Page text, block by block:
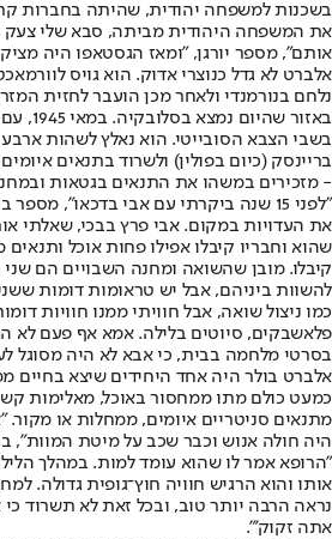
בשכנות למשפחה יהודית, שהיתה בחברות
את המשפחה היהודית מביתה, סבא שלי
אותם", מספר יורגן, "ומאז הגסטאפו היה
אלברט לא גדל כנוצרי אדוק. הוא גויס
נלחם בנורמנדי ולאחר מכן הועבר לחזית
באזור
בשבי הצבא הסובייטי. הוא נאלץ לשהות ארבע
בריינסק (כיום בפולין) ולשרוד בתנאים
- מזכירים במשהו את התנאים בגטאות
"לפני 15 שנה ביקרתי עם אבי בדכאו",
את העדויות במקום. אבי פרץ בבכי, שאלתי
שהוא וחבריו קיבלו אפילו פחות אוכל
קיבלו. מובן שהשואה ומחנה השבויים הם שני
להשוות ביניהם, אבל יש טראומות דומות
כמו ניצול שואה, אבל חוויתי ממנו חוויות
פלאשבקים, סיוטים בלילה. אמא אף פעם לא
בסרטי מלחמה בבית, כי אבא לא היה מסוגל
אלברט בולר היה אחד היחידים שיצא בחיים
כמעט כולם מתו ממחסור באוכל, מאלימות
מתנאים סניטריים איומים, ממחלות או
היה חולה אנוש וכבר שכב על מיטת המוות",
"הרופא אמר לו שהוא עומד למות. במהלך
אותו והוא הרגיש חוויה חוץ־גופית גדולה.
נראה הרבה יותר טוב, ובכל זאת לא תשרוד
אתה זקוק'".